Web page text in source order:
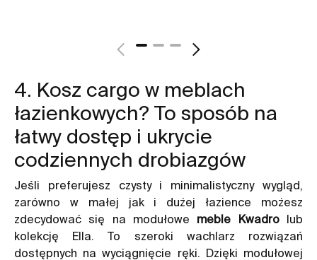
4. Kosz cargo w meblach
łazienkowych? To sposób na
łatwy dostęp i ukrycie
codziennych drobiazgów
Jeśli preferujesz czysty i minimalistyczny wygląd,
zarówno w małej jak i dużej łazience możesz
zdecydować się na modułowe meble Kwadrolub
kolekcję Ella. To szeroki wachlarz rozwiązań
dostępnych na wyciągnięcie ręki. Dzięki modułowej